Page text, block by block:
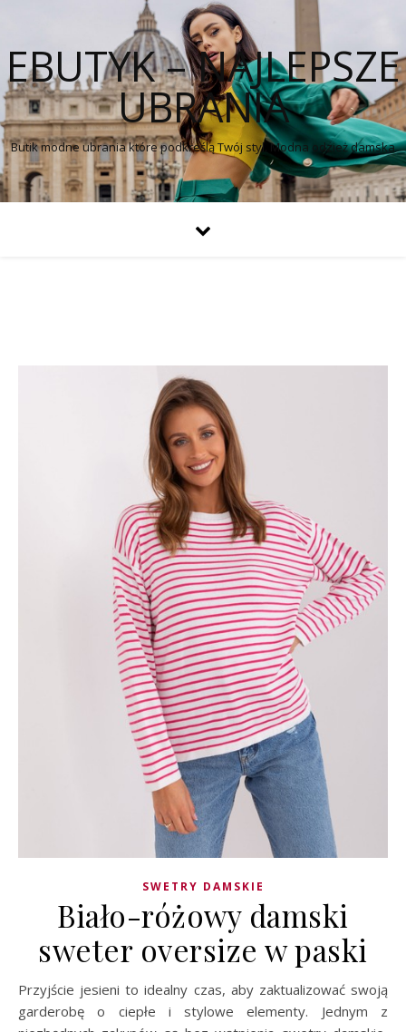
EBUTYK – NAJLEPSZE
UBRANIA
Butik modne ubrania które podkreślą Twój styl. Modna odzież damska
SWETRY DAMSKIE
Biało-różowy damski
sweter oversize w paski
Przyjście jesieni to idealny czas, aby zaktualizować swoją
garderobę o ciepłe i stylowe elementy. Jednym z